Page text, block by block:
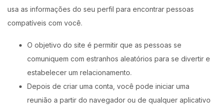
usa as informações do seu perfil para encontrar pessoas
compatíveis com você.
O objetivo do site é permitir que as pessoas se
comuniquem com estranhos aleatórios para se divertir e
estabelecer um relacionamento.
Depois de criar uma conta, você pode iniciar uma
reunião a partir do navegador ou de qualquer aplicativo